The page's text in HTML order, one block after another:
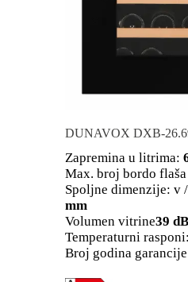
DUNAVOX DXB-
Zapremina u litrima:
Max. broj bordo
Spoljne dimenzije: v
mm
Volumen vitrine39 dB
Temperaturni rasponi:
Broj godina